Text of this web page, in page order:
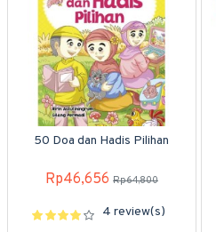
50 Doa dan Hadis Pilihan
Rp46,656 Rp64,800
4 review(s)